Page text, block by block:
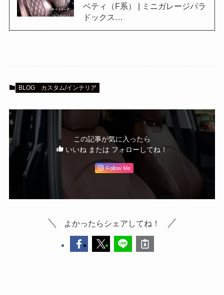
ベティ（F系） | ミニガレージパラ
ドックス…
BLOG カスタム/インテリア
この記事が気に入ったら
いいね または フォローしてね！
Follow Me
よかったらシェアしてね！